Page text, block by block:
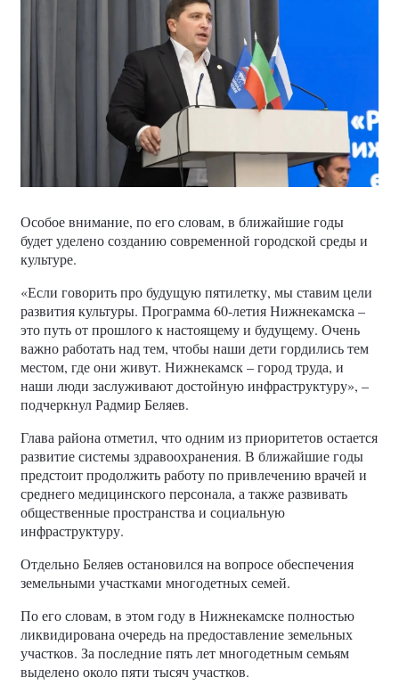
Особое внимание, по его словам, в ближайшие годы
будет уделено созданию современной городской среды и
культуре.
«Если говорить про будущую пятилетку, мы ставим цели
развития культуры. Программа 60-летия Нижнекамска –
это путь от прошлого к настоящему и будущему. Очень
важно работать над тем, чтобы наши дети гордились тем
местом, где они живут. Нижнекамск – город труда, и
наши люди заслуживают достойную инфраструктуру», –
подчеркнул Радмир Беляев.
Глава района отметил, что одним из приоритетов остается
развитие системы здравоохранения. В ближайшие годы
предстоит продолжить работу по привлечению врачей и
среднего медицинского персонала, а также развивать
общественные пространства и социальную
инфраструктуру.
Отдельно Беляев остановился на вопросе обеспечения
земельными участками многодетных семей.
По его словам, в этом году в Нижнекамске полностью
ликвидирована очередь на предоставление земельных
участков. За последние пять лет многодетным семьям
выделено около пяти тысяч участков.